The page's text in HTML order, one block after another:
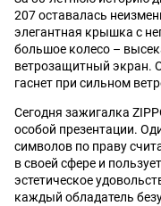
207 оставалась
элегантная крышка с
большое колесо –
ветрозащитный экран.
гаснет при сильном
Сегодня зажигалка
особой презентации.
символов по праву
в своей сфере и
эстетическое
каждый обладатель